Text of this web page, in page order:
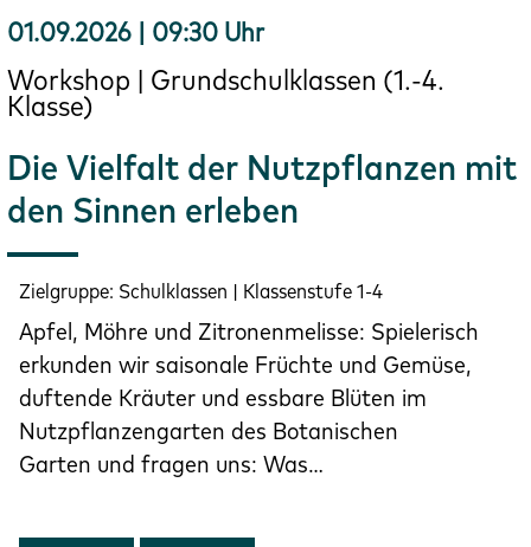
01.09.2026 | 09:30 Uhr
Workshop | Grundschulklassen (1.-4.
Klasse)
Die Vielfalt der Nutzpflanzen mit
den Sinnen erleben
Zielgruppe: Schulklassen | Klassenstufe 1-4
Apfel, Möhre und Zitronenmelisse: Spielerisch
erkunden wir saisonale Früchte und Gemüse,
duftende Kräuter und essbare Blüten im
Nutzpflanzengarten des Botanischen
Garten und fragen uns: Was…